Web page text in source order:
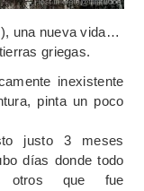
una nueva vida…
griegas.
inexistente
pinta un poco
justo 3 meses
días donde todo
otros que fue